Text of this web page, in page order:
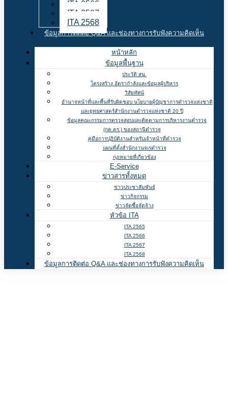
ITA 2566
ITA 2567
ITA 2568
ข้อมูลการติดต่อ Q&A และช่องทางการรับฟังความคิดเห็น
หน้าหลัก
ข้อมูลพื้นฐาน
ประวัติ สน.
โครงสร้าง อัตรากำลังและข้อมูลผู้บริหาร
วิสัยทัศน์
อำนาจหน้าที่และพื้นที่รับผิดชอบ นโยบายผู้บัญชาการตำรวจแห่งชาติ
และยุทธศาสตร์สำนักงานตำรวจแห่งชาติ 20 ปี
ข้อมูลคณะกรรมการตรวจสอบและติดตามการบริหารงานตำรวจ
(กต.ตร.) ของสถานีตำรวจ
คู่มือการปฏิบัติงานสำหรับเจ้าหน้าที่ตำรวจ
แผนที่ตั้งสำนักงานจเรตำรวจ
กฏหมายที่เกี่ยวข้อง
E-Service
ข่าวสารทั้งหมด
ข่าวประชาสัมพันธ์
ข่าวกิจกรรม
ข่าวจัดซื้อจัดจ้าง
หัวข้อ ITA
ITA 2565
ITA 2566
ITA 2567
ITA 2568
ข้อมูลการติดต่อ Q&A และช่องทางการรับฟังความคิดเห็น